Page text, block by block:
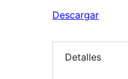
Descargar
Detalles